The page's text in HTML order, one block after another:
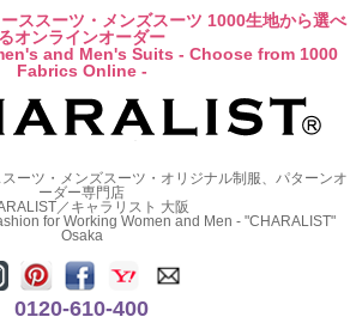
ススーツ・メンズスーツ 1000生地から選べ
るオンラインオーダー
and Men's Suits - Choose from 1000
Fabrics Online -
ーツ・メンズスーツ・オリジナル制服、パターンオ
ーダー専門店
／キャラリスト 大阪
for Working Women and Men - "CHARALIST"
Osaka
0120-610-400